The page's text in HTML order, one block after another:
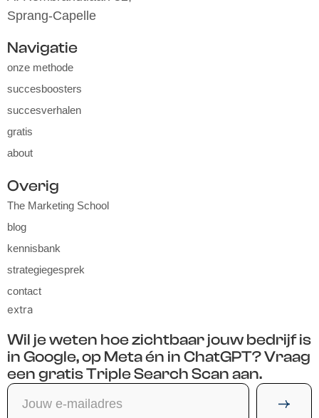
Sprang-Capelle
Navigatie
onze methode
succesboosters
succesverhalen
gratis
about
Overig
The Marketing School
blog
kennisbank
strategiegesprek
contact
extra
Wil je weten hoe zichtbaar jouw bedrijf is
in Google, op Meta én in ChatGPT? Vraag
een gratis Triple Search Scan aan.